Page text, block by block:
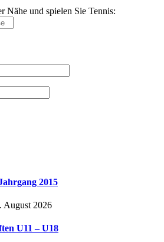
Nähe und spielen Sie Tennis:
2015
August 2026
U11 – U18